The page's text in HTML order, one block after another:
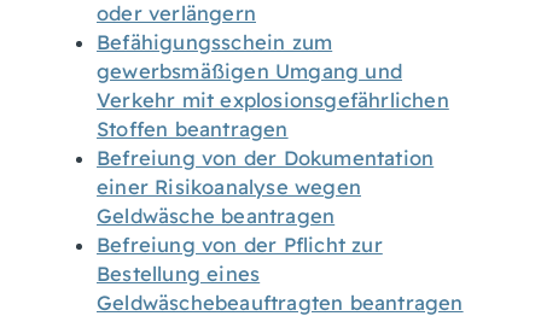
oder verlängern
Befähigungsschein zum
gewerbsmäßigen Umgang und
Verkehr mit explosionsgefährlichen
Stoffen beantragen
Befreiung von der Dokumentation
einer Risikoanalyse wegen
Geldwäsche beantragen
Befreiung von der Pflicht zur
Bestellung eines
Geldwäschebeauftragten beantragen